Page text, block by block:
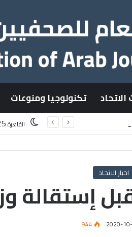
الاتحاد تكنولوجيا ومنوعات
القاهرة
اخبار الاتحاد
إستقالة
2020-
944